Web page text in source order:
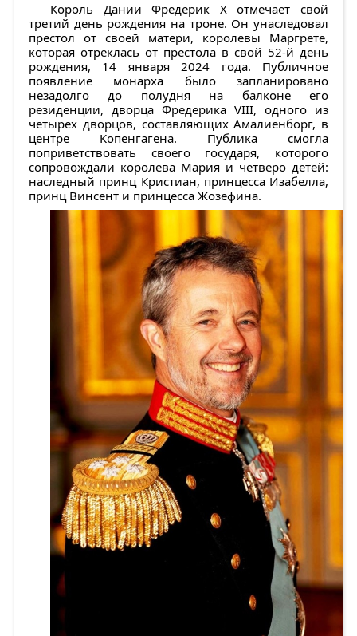
Король Дании Фредерик X отмечает свой
третий день рождения на троне. Он унаследовал
престол от своей матери, королевы Маргрете,
которая отреклась от престола в свой 52-й день
рождения, 14 января 2024 года. Публичное
появление монарха было запланировано
незадолго до полудня на балконе его
резиденции, дворца Фредерика VIII, одного из
четырех дворцов, составляющих Амалиенборг, в
центре Копенгагена. Публика смогла
поприветствовать своего государя, которого
сопровождали королева Мария и четверо детей:
наследный принц Кристиан, принцесса Изабелла,
принц Винсент и принцесса Жозефина.